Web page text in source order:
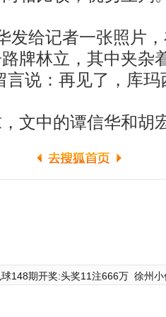
给记者一张照片，
牌林立，其中夹杂
言说：再见了，库玛
中的谭信华和胡
148期开奖:头奖11注666万 徐州